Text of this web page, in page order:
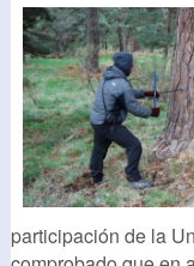
participación de la